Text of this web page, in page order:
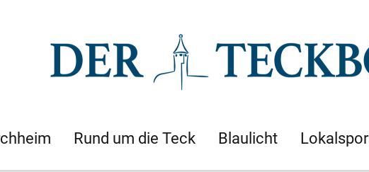
Rund um die Teck Blaulicht